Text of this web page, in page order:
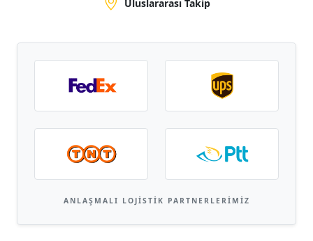
Uluslararası Takip
ANLAŞMALI LOJISTIK PARTNERLERIMIZ